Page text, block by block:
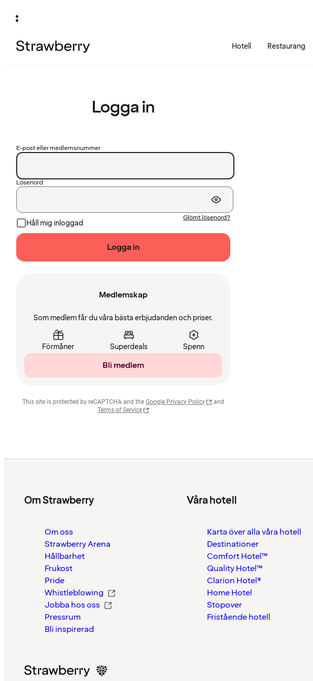
Hotell Restaurang
Logga in
E-post eller medlemsnummer
Lösenord
Håll mig inloggad
Glömt lösenord?
Logga in
Medlemskap
Som medlem får du våra bästa erbjudanden och priser.
Förmåner Superdeals Spenn
Bli medlem
This site is protected by reCAPTCHA and the Google Privacy Policy
and
Terms of Service
Om Strawberry
Om oss
Strawberry Arena
Hållbarhet
Frukost
Pride
Whistleblowing
Jobba hos oss
Pressrum
Bli inspirerad
Våra hotell
Karta över alla våra hotell
Destinationer
Comfort Hotel™
Quality Hotel™
Clarion Hotel®
Home Hotel
Stopover
Fristående hotell